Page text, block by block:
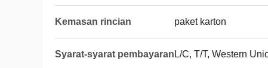
Kemasan rincian paket karton
Syarat-syarat pembayaran L/C, T/T, Western